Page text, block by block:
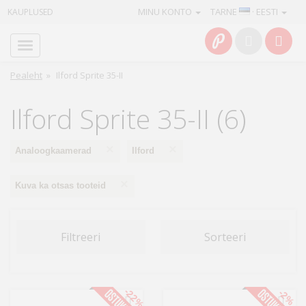
KAUPLUSED TARNE · EESTI
MINU KONTO
Pealeht » Ilford Sprite 35-II
Ilford Sprite 35-II (6)
Analoogkaamerad Ilford
Kuva ka otsas tooteid
Filtreeri Sorteeri
-22% -2%
Info